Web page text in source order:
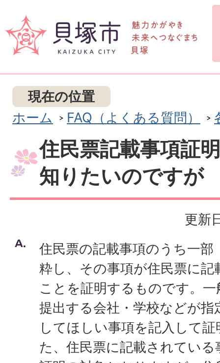
現在の位置
ホーム
FAQ（よくある質問）
住民票記載事項証
知りたいのですが
更新
住民票の記載事項のうち一部
粋し、その事項が住民票に
ことを証明するものです。
提出する会社・学校などが指
してほしい事項を記入して
た、住民票に記載されてい